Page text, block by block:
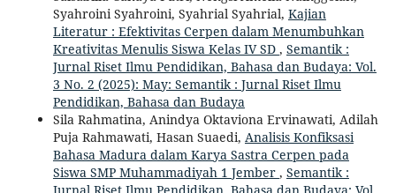
Syahroini Syahroini, Syahrial Syahrial, Kajian
Literatur : Efektivitas Cerpen dalam Menumbuhkan
Kreativitas Menulis Siswa Kelas IV SD , Semantik :
Jurnal Riset Ilmu Pendidikan, Bahasa dan Budaya: Vol.
3 No. 2 (2025): May: Semantik : Jurnal Riset Ilmu
Pendidikan, Bahasa dan Budaya
Sila Rahmatina, Anindya Oktaviona Ervinawati, Adilah
Puja Rahmawati, Hasan Suaedi, Analisis Konfiksasi
Bahasa Madura dalam Karya Sastra Cerpen pada
Siswa SMP Muhammadiyah 1 Jember , Semantik :
Jurnal Riset Ilmu Pendidikan, Bahasa dan Budaya: Vol.